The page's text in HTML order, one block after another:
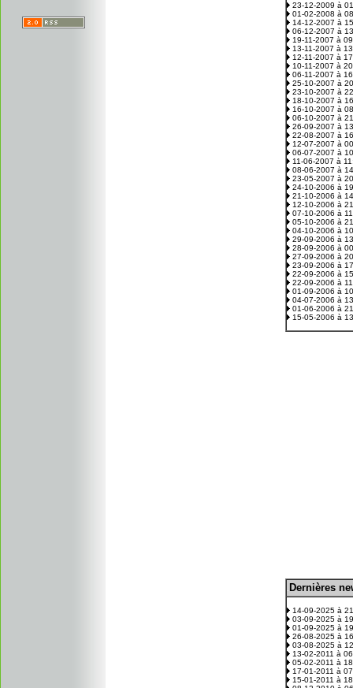
23-12-2009 à
01-02-2008 à
14-12-2007 à
06-12-2007 à
19-11-2007 à
13-11-2007 à
12-11-2007 à
10-11-2007 à
06-11-2007 à
25-10-2007 à
23-10-2007 à
18-10-2007 à
16-10-2007 à
06-10-2007 à
26-09-2007 à
22-08-2007 à
12-07-2007 à
06-07-2007 à
11-06-2007 à
08-06-2007 à
23-05-2007 à
24-10-2006 à
21-10-2006 à
12-10-2006 à
07-10-2006 à
05-10-2006 à
04-10-2006 à
29-09-2006 à
28-09-2006 à
27-09-2006 à
23-09-2006 à
22-09-2006 à
22-09-2006 à
01-09-2006 à
04-07-2006 à
01-06-2006 à
15-05-2006 à
Dernières
14-09-2025 à
03-09-2025 à
01-09-2025 à
26-08-2025 à
03-08-2025 à
13-02-2011 à
05-02-2011 à
17-01-2011 à
15-01-2011 à